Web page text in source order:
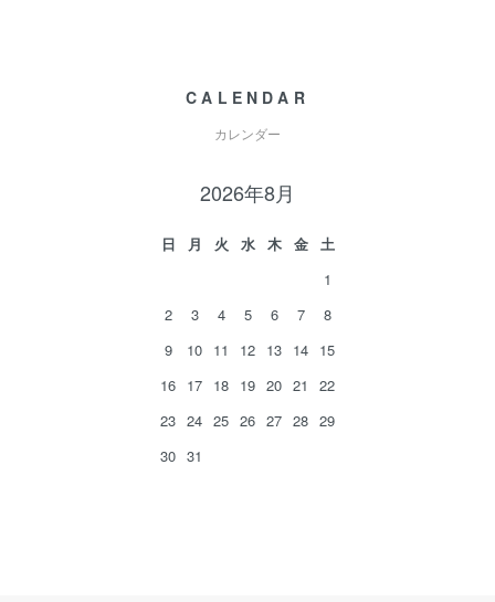
CALENDAR
カレンダー
2026年8月
日 月 火 水 木 金
土
1
2
3 4 5 6 7
8
9
10 11 12 13 14 15
16 17 18 19 20 21
22
23 24 25 26 27 28 29
30 31